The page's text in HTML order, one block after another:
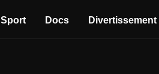
Sport Docs Divertissement